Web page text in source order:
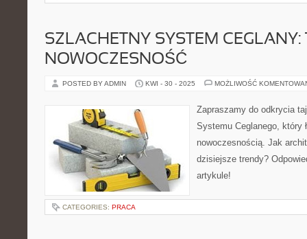
SZLACHETNY SYSTEM CEGLANY:
NOWOCZESNOŚĆ
POSTED BY ADMIN KWI - 30 - 2025 MOŻLIWOŚĆ
Zapraszamy do odkrycia
Systemu Ceglanego, który
nowoczesnością. Jak
dzisiejsze trendy?
artykule!
CATEGORIES: PRACA